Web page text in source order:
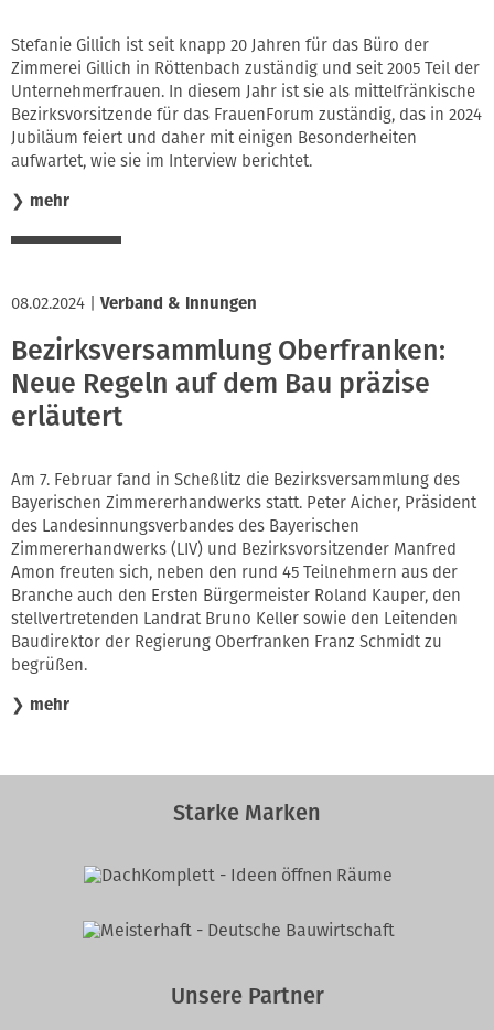
Stefanie Gillich ist seit knapp 20 Jahren für das Büro der
Zimmerei Gillich in Röttenbach zuständig und seit 2005 Teil der
Unternehmerfrauen. In diesem Jahr ist sie als mittelfränkische
Bezirksvorsitzende für das FrauenForum zuständig, das in 2024
Jubiläum feiert und daher mit einigen Besonderheiten
aufwartet, wie sie im Interview berichtet.
❯ mehr
08.02.2024 Verband & Innungen
Bezirksversammlung Oberfranken:
Neue Regeln auf dem Bau präzise
erläutert
Am 7. Februar fand in Scheßlitz die Bezirksversammlung des
Bayerischen Zimmererhandwerks statt. Peter Aicher, Präsident
des Landesinnungsverbandes des Bayerischen
Zimmererhandwerks (LIV) und Bezirksvorsitzender Manfred
Amon freuten sich, neben den rund 45 Teilnehmern aus der
Branche auch den Ersten Bürgermeister Roland Kauper, den
stellvertretenden Landrat Bruno Keller sowie den Leitenden
Baudirektor der Regierung Oberfranken Franz Schmidt zu
begrüßen.
❯ mehr
Starke Marken
Unsere Partner